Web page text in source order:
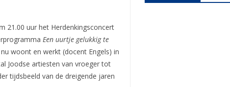
21.00 uur het Herdenkingsconcert
Een uurtje gelukkig te
woont en werkt (docent Engels) in
Joodse artiesten van vroeger tot
tijdsbeeld van de dreigende jaren